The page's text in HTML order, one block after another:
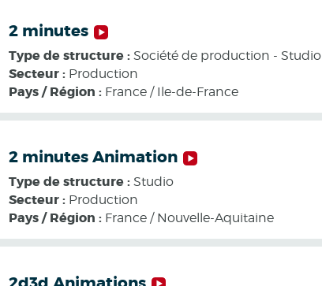
2 minutes
Type de structure : Société de production - Studio
Secteur : Production
Pays / Région : France / Ile-de-France
2 minutes Animation
Type de structure : Studio
Secteur : Production
Pays / Région : France / Nouvelle-Aquitaine